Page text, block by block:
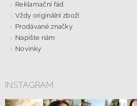
Reklamační řád
Vždy originální zboží
Prodávané značky
Napište nám
Novinky
INSTAGRAM